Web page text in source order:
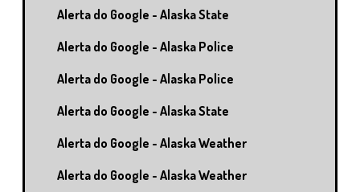
Alerta do Google - Alaska State
Alerta do Google - Alaska Police
Alerta do Google - Alaska Police
Alerta do Google - Alaska State
Alerta do Google - Alaska Weather
Alerta do Google - Alaska Weather